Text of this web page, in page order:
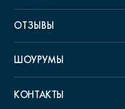
ОТЗЫВЫ
ШОУРУМЫ
КОНТАКТЫ